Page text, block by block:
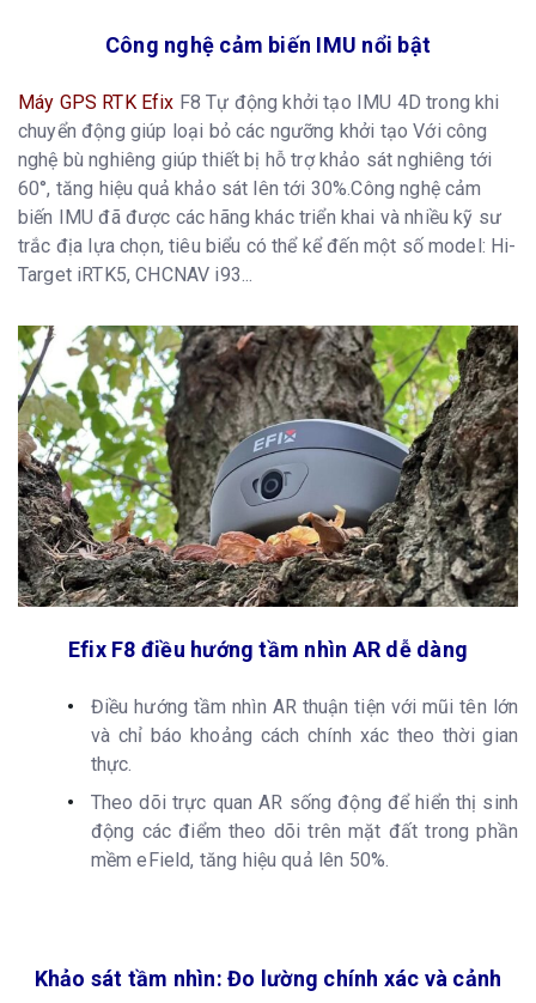
Công nghệ cảm biến IMU nổi bật
Máy GPS RTK Efix F8 Tự động khởi tạo IMU 4D trong khi
chuyển động giúp loại bỏ các ngưỡng khởi tạo Với công
nghệ bù nghiêng giúp thiết bị hỗ trợ khảo sát nghiêng tới
60°, tăng hiệu quả khảo sát lên tới 30%.Công nghệ cảm
biến IMU đã được các hãng khác triển khai và nhiều kỹ sư
trắc địa lựa chọn, tiêu biểu có thể kể đến một số model: Hi-
Target iRTK5, CHCNAV i93...
Efix F8 điều hướng tầm nhìn AR dễ dàng
Điều hướng tầm nhìn AR thuận tiện với mũi tên lớn
và chỉ báo khoảng cách chính xác theo thời gian
thực.
Theo dõi trực quan AR sống động để hiển thị sinh
động các điểm theo dõi trên mặt đất trong phần
mềm eField, tăng hiệu quả lên 50%.
Khảo sát tầm nhìn: Đo lường chính xác và cảnh